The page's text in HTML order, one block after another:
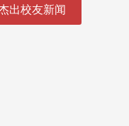
出校友新闻